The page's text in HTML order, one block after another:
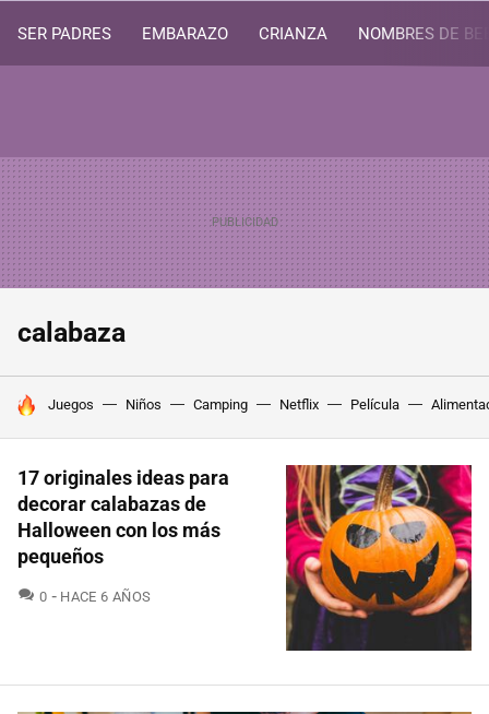
SER PADRES EMBARAZO CRIANZA NOMBRES DE
calabaza
HOY SE HABLA DE
Juegos Niños Camping Netflix Película
17 originales ideas para
decorar calabazas de
Halloween con los más
pequeños
0 COMENTARIOS
HACE 6 AÑOS